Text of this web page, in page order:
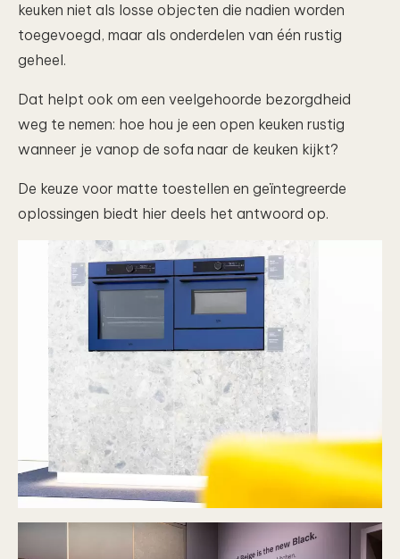
keuken niet als losse objecten die nadien worden
toegevoegd, maar als onderdelen van één rustig
geheel.
Dat helpt ook om een veelgehoorde bezorgdheid
weg te nemen: hoe hou je een open keuken rustig
wanneer je vanop de sofa naar de keuken kijkt?
De keuze voor matte toestellen en geïntegreerde
oplossingen biedt hier deels het antwoord op.